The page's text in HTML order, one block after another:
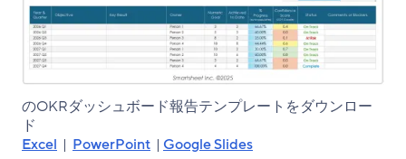
のOKRダッシュボード報告テンプレートをダウンロー
ド
Excel | PowerPoint | Google Slides